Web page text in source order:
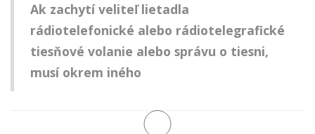
Ak zachytí veliteľ lietadla
rádiotelefonické alebo rádiotelegrafické
tiesňové volanie alebo správu o tiesni,
musí okrem iného